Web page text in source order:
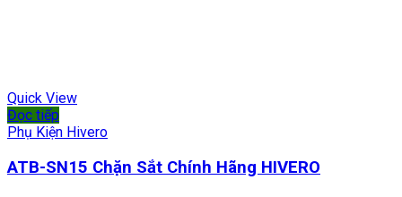
Quick View
Đọc tiếp
Phụ Kiện Hivero
ATB-SN15 Chặn Sắt Chính Hãng HIVERO